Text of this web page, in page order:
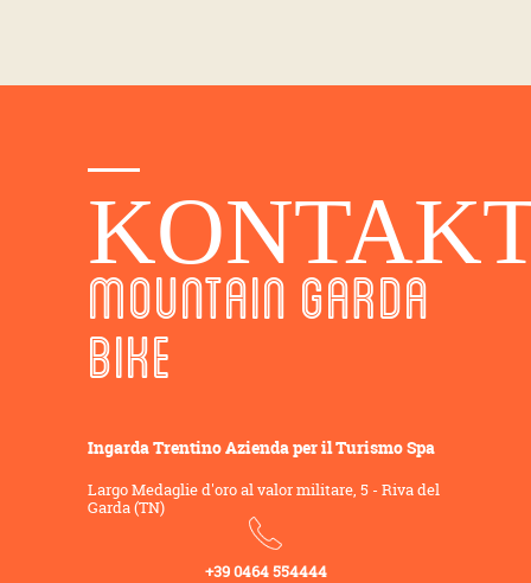
MOUNTAIN GARDA
BIKE
Ingarda Trentino Azienda per il Turismo Spa
Largo Medaglie d'oro al valor militare, 5 - Riva del
Garda (TN)
+39 0464 554444